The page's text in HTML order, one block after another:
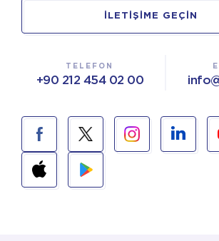
İLETİŞİME GEÇİN
TELEFON
+90 212 454 02 00